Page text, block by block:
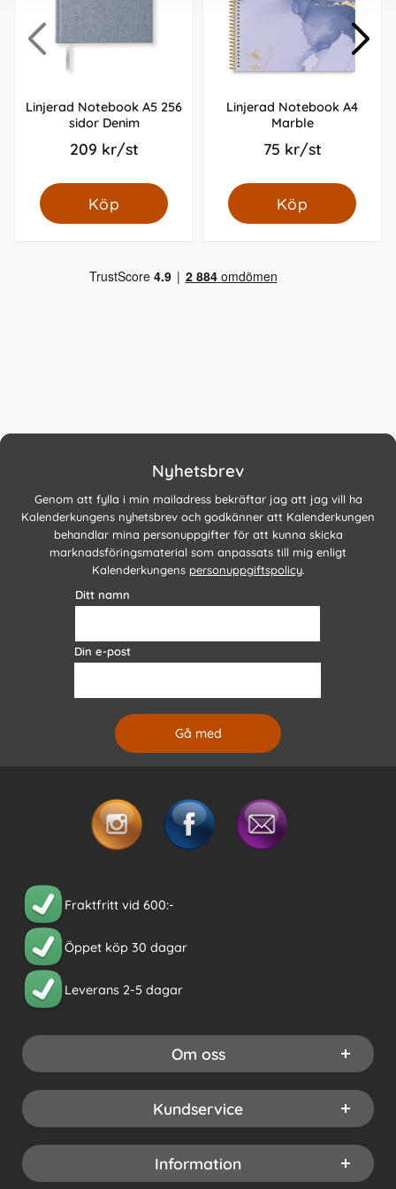
Linjerad Notebook A5 256
sidor Denim
209 kr/st
Köp
Linjerad Notebook A4
Marble
75 kr/st
Köp
Nyhetsbrev
Genom att fylla i min mailadress bekräftar jag att jag vill ha
Kalenderkungens nyhetsbrev och godkänner att Kalenderkungen
behandlar mina personuppgifter för att kunna skicka
marknadsföringsmaterial som anpassats till mig enligt
Kalenderkungens personuppgiftspolicy.
Ditt namn
Din e-post
Fraktfritt vid 600:-
Öppet köp 30 dagar
Leverans 2-5 dagar
Om oss
Kundservice
Information